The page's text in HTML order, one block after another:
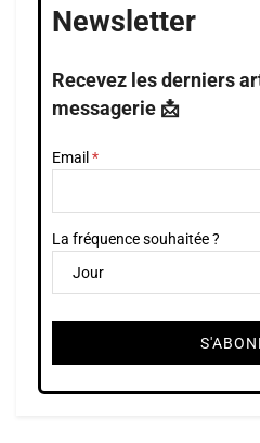
Newsletter
Recevez les derniers
messagerie 📩
Email
La fréquence souhaitée ?